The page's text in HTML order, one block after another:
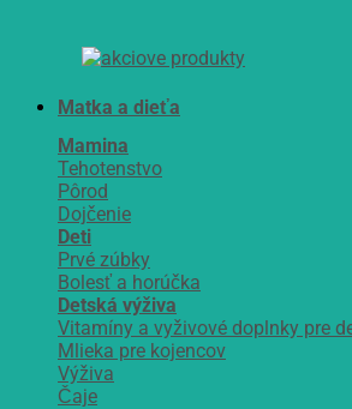
Matka a dieťa
Mamina
Tehotenstvo
Pôrod
Dojčenie
Deti
Prvé zúbky
Bolesť a horúčka
Detská výživa
Vitamíny a vyživové doplnky pre
Mlieka pre kojencov
Výživa
Čaje